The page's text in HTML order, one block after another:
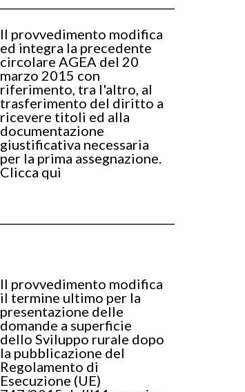
Il provvedimento modifica
ed integra la precedente
circolare AGEA del 20
marzo 2015 con
riferimento, tra l'altro, al
trasferimento del diritto a
ricevere titoli ed alla
documentazione
giustificativa necessaria
per la prima assegnazione.
Clicca qui
Il provvedimento modifica
il termine ultimo per la
presentazione delle
domande a superficie
dello Sviluppo rurale dopo
la pubblicazione del
Regolamento di
Esecuzione (UE)